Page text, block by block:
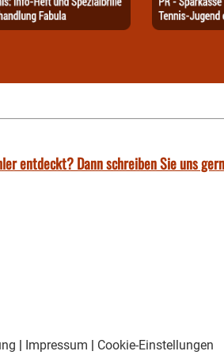
entdeckt? Dann schreiben Sie uns
| Impressum | Cookie-Einstellungen